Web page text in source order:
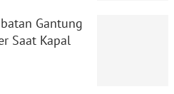
Gantung
Saat Kapal